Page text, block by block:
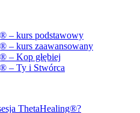
– kurs podstawowy
– kurs zaawansowany
– Kop głębiej
– Ty i Stwórca
ThetaHealing®?